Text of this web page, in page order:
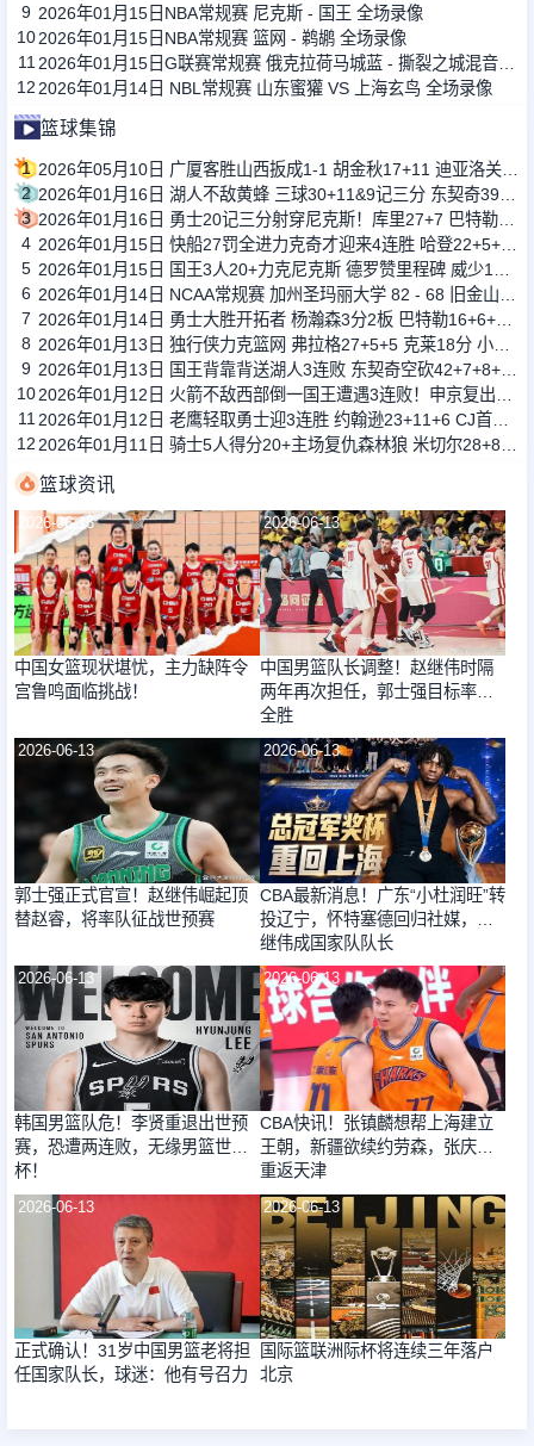
9 2026年01月15日NBA常规赛 尼克斯 - 国王 全场录像
102026年01月15日NBA常规赛 篮网 - 鹈鹕 全场录像
11
2026年01月15日G联赛常规赛 俄克拉荷马城蓝 - 撕裂之城混音 全场录像
12 2026年01月14日 NBL常规赛 山东蜜獾 VS 上海玄鸟 全场录像
篮球集锦
1
2026年05月10日 广厦客胜山西扳成1-1 胡金秋17+11 迪亚洛关键上篮不中
2
2026年01月16日 湖人不敌黄蜂 三球30+11&9记三分 东契奇39分 詹姆斯29+9+6
3
2026年01月16日 勇士20记三分射穿尼克斯！库里27+7 巴特勒32+8 穆迪三分9中7
4
2026年01月15日 快船27罚全进力克奇才迎来4连胜 哈登22+5+8 伦纳德33分4断
5
2026年01月15日 国王3人20+力克尼克斯 德罗赞里程碑 威少11助 布伦森伤退
6
2026年01月14日 NCAA常规赛 加州圣玛丽大学 82 - 68 旧金山大学 全场集锦
7
2026年01月14日 勇士大胜开拓者 杨瀚森3分2板 巴特勒16+6+5 库里9中2送11助
8
2026年01月13日 独行侠力克篮网 弗拉格27+5+5 克莱18分 小波特28+9
9
2026年01月13日 国王背靠背送湖人3连败 东契奇空砍42+7+8+4断 威少22+5+7
10
2026年01月12日 火箭不敌西部倒一国王遭遇3连败！申京复出19+9 阿门31+13+6
11
2026年01月12日 老鹰轻取勇士迎3连胜 约翰逊23+11+6 CJ首秀12分 库里31+5
12
2026年01月11日 骑士5人得分20+主场复仇森林狼 米切尔28+8 爱德华兹25+5
篮球资讯
2026-06-13
中国女篮现状堪忧，主力缺阵令
宫鲁鸣面临挑战！
2026-06-13
中国男篮队长调整！赵继伟时隔
两年再次担任，郭士强目标率队
全胜
2026-06-13
郭士强正式官宣！赵继伟崛起顶
替赵睿，将率队征战世预赛
2026-06-13
CBA最新消息！广东“小杜润旺”转
投辽宁，怀特塞德回归社媒，赵
继伟成国家队队长
2026-06-13
韩国男篮队危！李贤重退出世预
赛，恐遭两连败，无缘男篮世界
杯！
2026-06-13
CBA快讯！张镇麟想帮上海建立
王朝，新疆欲续约劳森，张庆鹏
重返天津
2026-06-13
正式确认！31岁中国男篮老将担
任国家队长，球迷：他有号召力
2026-06-13
国际篮联洲际杯将连续三年落户
北京